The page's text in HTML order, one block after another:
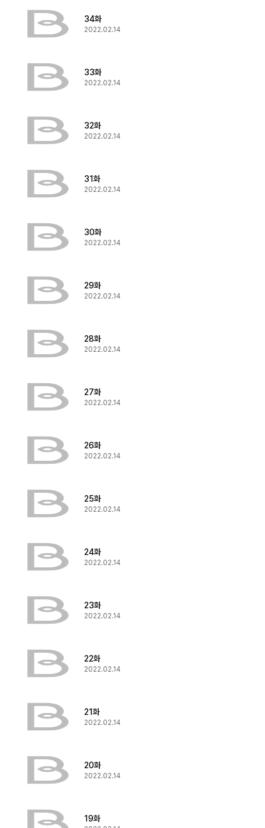
34화
2022.02.14
33화
2022.02.14
32화
2022.02.14
31화
2022.02.14
30화
2022.02.14
29화
2022.02.14
28화
2022.02.14
27화
2022.02.14
26화
2022.02.14
25화
2022.02.14
24화
2022.02.14
23화
2022.02.14
22화
2022.02.14
21화
2022.02.14
20화
2022.02.14
19화